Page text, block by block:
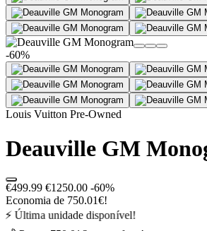
+de 36.000 reviews
-60%
Louis Vuitton Pre-Owned
Deauville GM
€499.99 €1250.00 -60%
Economia de 750.01€!
⚡ Última unidade disponível!